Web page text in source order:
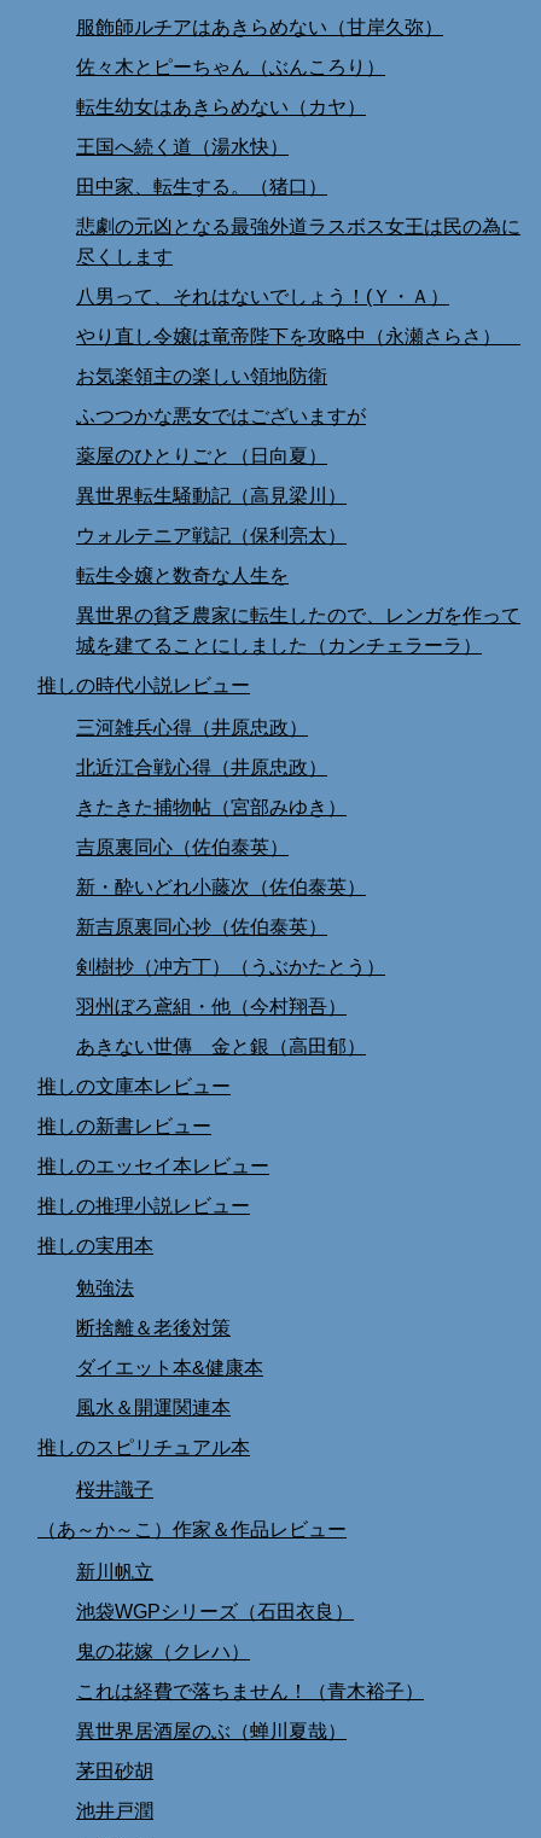
服飾師ルチアはあきらめない（甘岸久弥）
佐々木とピーちゃん（ぶんころり）
転生幼女はあきらめない（カヤ）
王国へ続く道（湯水快）
田中家、転生する。（猪口）
悲劇の元凶となる最強外道ラスボス女王は民の為に
尽くします
八男って、それはないでしょう！(Ｙ・Ａ）
やり直し令嬢は竜帝陛下を攻略中（永瀬さらさ）
お気楽領主の楽しい領地防衛
ふつつかな悪女ではございますが
薬屋のひとりごと（日向夏）
異世界転生騒動記（高見梁川）
ウォルテニア戦記（保利亮太）
転生令嬢と数奇な人生を
異世界の貧乏農家に転生したので、レンガを作って
城を建てることにしました（カンチェラーラ）
推しの時代小説レビュー
三河雑兵心得（井原忠政）
北近江合戦心得（井原忠政）
きたきた捕物帖（宮部みゆき）
吉原裏同心（佐伯泰英）
新・酔いどれ小藤次（佐伯泰英）
新吉原裏同心抄（佐伯泰英）
剣樹抄（冲方丁）（うぶかたとう）
羽州ぼろ鳶組・他（今村翔吾）
あきない世傳 金と銀（高田郁）
推しの文庫本レビュー
推しの新書レビュー
推しのエッセイ本レビュー
推しの推理小説レビュー
推しの実用本
勉強法
断捨離＆老後対策
ダイエット本&健康本
風水＆開運関連本
推しのスピリチュアル本
桜井識子
（あ～か～こ）作家＆作品レビュー
新川帆立
池袋WGPシリーズ（石田衣良）
鬼の花嫁（クレハ）
これは経費で落ちません！（青木裕子）
異世界居酒屋のぶ（蝉川夏哉）
茅田砂胡
池井戸潤